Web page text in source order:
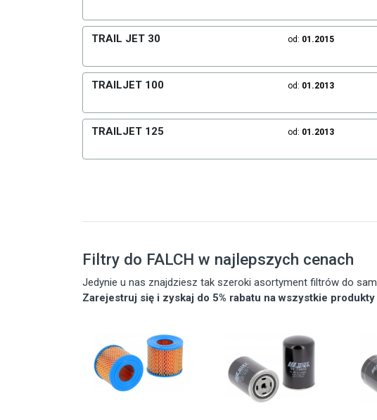
TRAIL JET 30 od: 01.2015
TRAILJET 100 od: 01.2013
TRAILJET 125 od: 01.2013
Filtry do FALCH w najlepszych cenach
Jedynie u nas znajdziesz tak szeroki asortyment filtrów do
Zarejestruj się i zyskaj do 5% rabatu na wszystkie